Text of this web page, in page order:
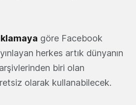
göre Facebook
herkes artık dünyanın
biri olan
olarak kullanabilecek.